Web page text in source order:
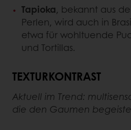
Tapioka, bekannt aus
Perlen, wird auch in
etwa für wohltuende
und Tortillas.
TEXTURKONTRAST
Aktuell im Trend:
die den Gaumen